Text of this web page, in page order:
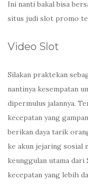
Ini nanti bakal bisa
situs judi slot promo
Video Slot
Silakan praktekan
nantinya kesempatan
dipermulus jalannya.
kecepatan yang
berikan daya tarik
ke akun jejaring sosial
keunggulan utama dari
kecepatan yang lebih